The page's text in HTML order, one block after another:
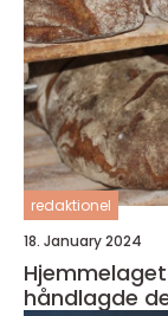
redaktionel
18. January 2024
håndlagde